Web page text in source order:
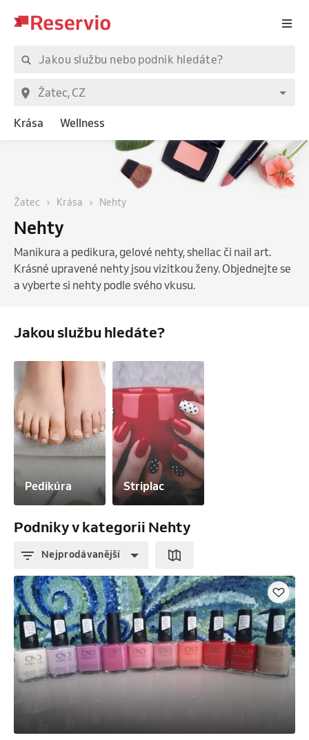
Krása Wellness
Žatec Krása Nehty
Nehty
Manikura a pedikura, gelové nehty, shellac či nail art.
Krásné upravené nehty jsou vizitkou ženy. Objednejte se
a vyberte si nehty podle svého vkusu.
Jakou službu hledáte?
Pedikúra Striplac
Podniky v kategorii Nehty
Nejprodávanější